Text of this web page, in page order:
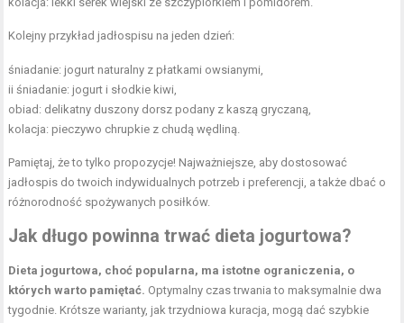
Kolejny przykład jadłospisu na jeden dzień:
śniadanie: jogurt naturalny z płatkami owsianymi,
ii śniadanie: jogurt i słodkie kiwi,
obiad: delikatny duszony dorsz podany z kaszą gryczaną,
kolacja: pieczywo chrupkie z chudą wędliną.
Pamiętaj, że to tylko propozycje! Najważniejsze, aby dostosować
jadłospis do twoich indywidualnych potrzeb i preferencji, a także dbać o
różnorodność spożywanych posiłków.
Jak długo powinna trwać dieta jogurtowa?
Dieta jogurtowa, choć popularna, ma istotne ograniczenia, o
których warto pamiętać. Optymalny czas trwania to maksymalnie dwa
tygodnie. Krótsze warianty, jak trzydniowa kuracja, mogą dać szybkie